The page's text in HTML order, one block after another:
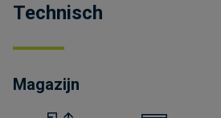
Technisch
Magazijn